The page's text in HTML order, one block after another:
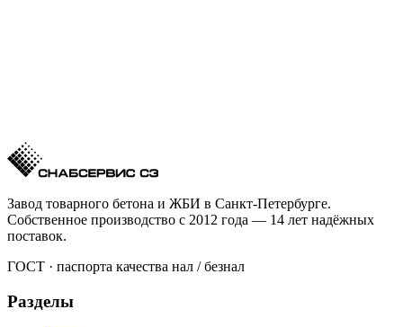
Завод товарного бетона и ЖБИ в Санкт-Петербурге.
Собственное производство с 2012 года — 14 лет надёжных
поставок.
ГОСТ · паспорта качества нал / безнал
Разделы